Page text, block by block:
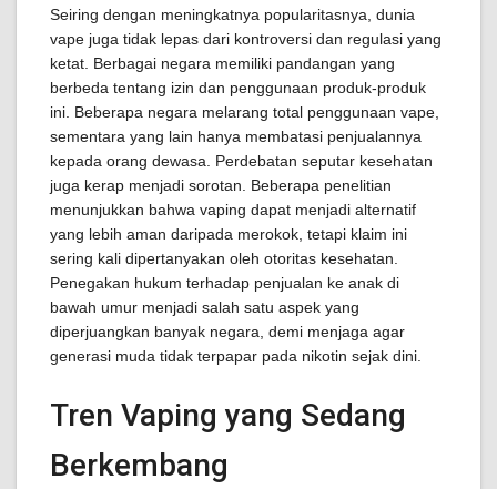
Seiring dengan meningkatnya popularitasnya, dunia
vape juga tidak lepas dari kontroversi dan regulasi yang
ketat. Berbagai negara memiliki pandangan yang
berbeda tentang izin dan penggunaan produk-produk
ini. Beberapa negara melarang total penggunaan vape,
sementara yang lain hanya membatasi penjualannya
kepada orang dewasa. Perdebatan seputar kesehatan
juga kerap menjadi sorotan. Beberapa penelitian
menunjukkan bahwa vaping dapat menjadi alternatif
yang lebih aman daripada merokok, tetapi klaim ini
sering kali dipertanyakan oleh otoritas kesehatan.
Penegakan hukum terhadap penjualan ke anak di
bawah umur menjadi salah satu aspek yang
diperjuangkan banyak negara, demi menjaga agar
generasi muda tidak terpapar pada nikotin sejak dini.
Tren Vaping yang Sedang
Berkembang